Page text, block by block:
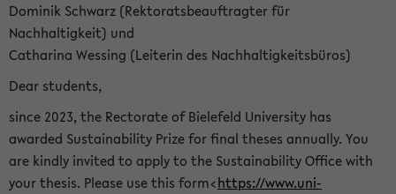
Dominik Schwarz (Rektoratsbeauftragter für
Nachhaltigkeit) und
Catharina Wessing (Leiterin des Nachhaltigkeitsbüros)
Dear students,
since 2023, the Rectorate of Bielefeld University has
awarded Sustainability Prize for final theses annually. You
are kindly invited to apply to the Sustainability Office with
your thesis. Please use this form<https://www.uni-